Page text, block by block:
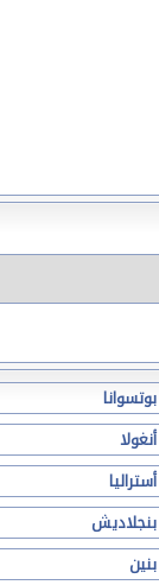
بوتسوانا
أنغولا
أستراليا
بنجلاديش
بنين